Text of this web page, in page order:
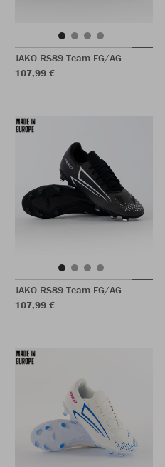
JAKO RS89 Team FG/AG
107,99 €
JAKO RS89 Team FG/AG
107,99 €